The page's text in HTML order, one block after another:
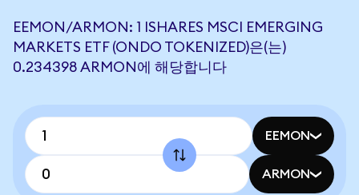
EEMON/ARMON: 1 ISHARES MSCI EMERGING
MARKETS ETF (ONDO TOKENIZED)은(는)
0.234398 ARMON에 해당합니다
EEMON
ARMON